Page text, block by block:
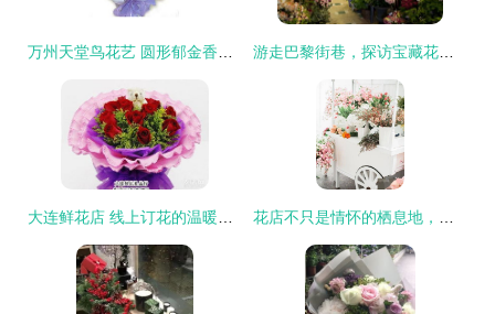
万州天堂鸟花艺 圆形郁金香的温柔韵致与花店臻品甄选 游走巴黎街巷，探访宝藏花店寻觅芬芳秘密
大连鲜花店 线上订花的温暖一瞬——以爱为名，永不凋谢的百合 花店不只是情怀的栖息地，更是经营的战场